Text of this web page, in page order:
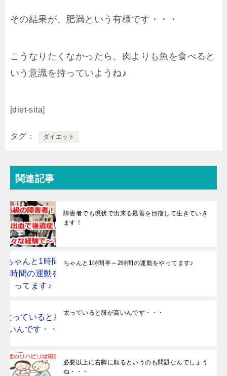
その結果が、肥満という有様です・・・
こうなりたくなかったら、肉よりも魚を食べると
いう意識を持っていようね♪
[diet-sita]
タグ ダイエット
関連記事
障害者でも現状で出来る最善を目指して生きていき
ます！
ちゃんと1時間半～2時間の運動をやってます♪
太っていると服が高いんです・・・
必要以上に右脚に頼るというのも問題なんでしょう
ね・・・